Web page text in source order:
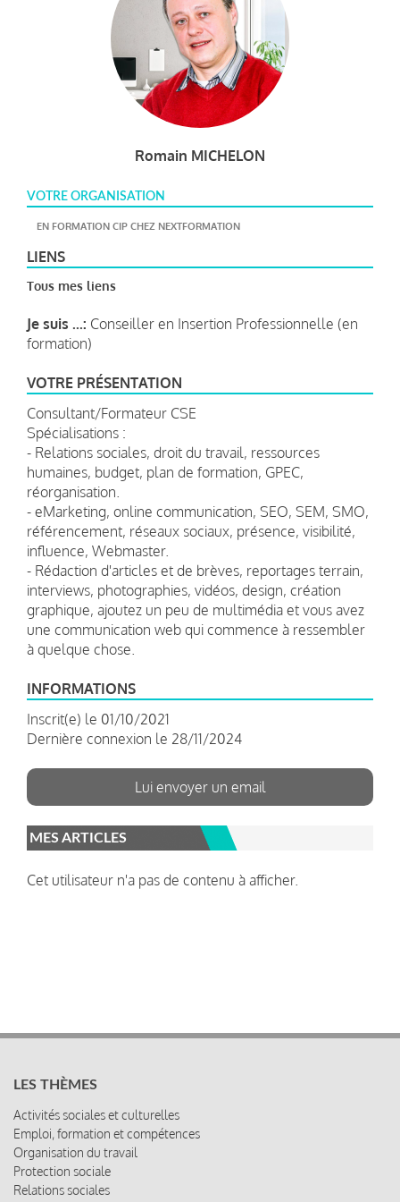
Romain MICHELON
VOTRE ORGANISATION
EN FORMATION CIP CHEZ NEXTFORMATION
LIENS
Tous mes liens
Je suis ...: Conseiller en Insertion Professionnelle (en
formation)
VOTRE PRÉSENTATION
Consultant/Formateur CSE
Spécialisations :
- Relations sociales, droit du travail, ressources
humaines, budget, plan de formation, GPEC,
réorganisation.
- eMarketing, online communication, SEO, SEM, SMO,
référencement, réseaux sociaux, présence, visibilité,
influence, Webmaster.
- Rédaction d'articles et de brèves, reportages terrain,
interviews, photographies, vidéos, design, création
graphique, ajoutez un peu de multimédia et vous avez
une communication web qui commence à ressembler
à quelque chose.
INFORMATIONS
Inscrit(e) le 01/10/2021
Dernière connexion le 28/11/2024
Lui envoyer un email
MES ARTICLES
Cet utilisateur n'a pas de contenu à afficher.
LES THÈMES
Activités sociales et culturelles
Emploi, formation et compétences
Organisation du travail
Protection sociale
Relations sociales